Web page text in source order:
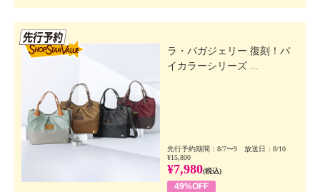
ラ・バガジェリー 復刻！バ
イカラーシリーズ ...
先行予約期間：8/7〜9 放送日：8/10
¥15,800
¥7,980(税込)
49%OFF